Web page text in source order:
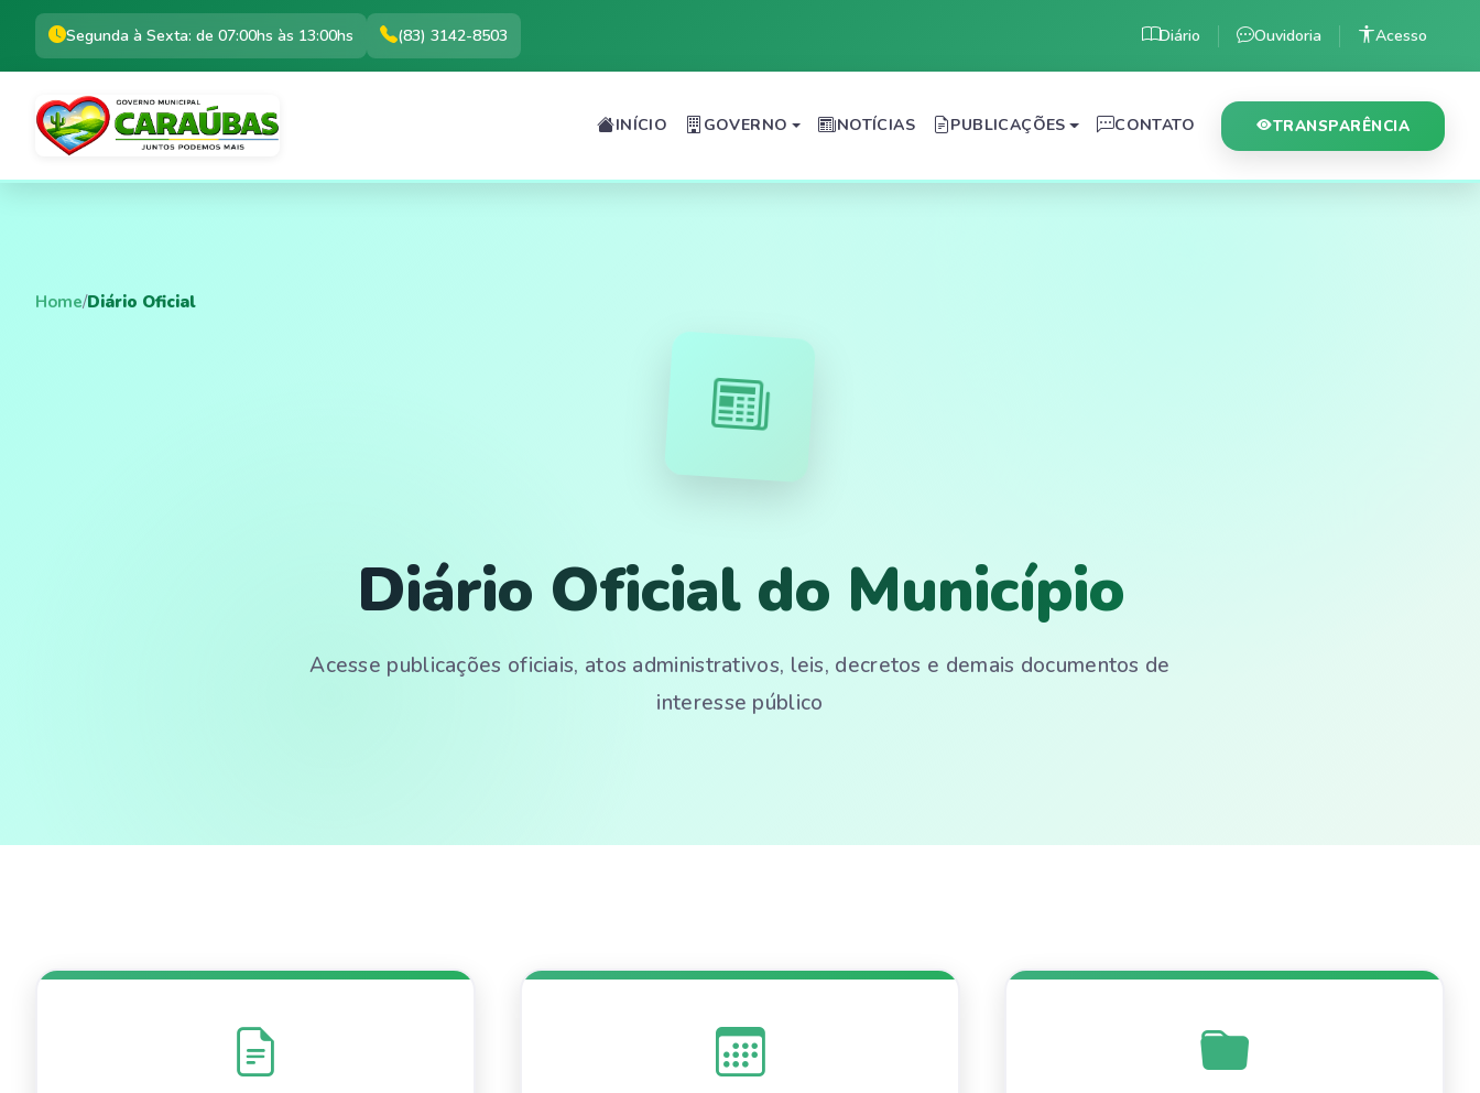
Segunda à Sexta: de 07:00hs às 13:00hs (83) 3142-8503 Diário Ouvidoria Acesso
INÍCIO GOVERNO NOTÍCIAS PUBLICAÇÕES CONTATO TRANSPARÊNCIA
Home/Diário Oficial
Diário Oficial do Município
Acesse publicações oficiais, atos administrativos, leis, decretos e demais documentos de
interesse público